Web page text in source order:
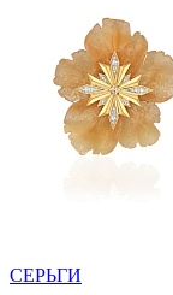
СЕРЬГИ